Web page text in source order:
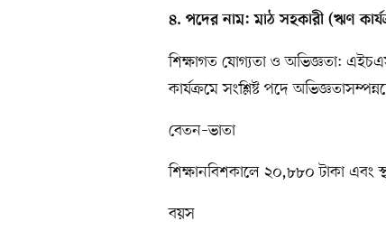
৪. পদের নাম: মাঠ সহকারী (ঋণ
শিক্ষাগত যোগ্যতা ও অভিজ্ঞতা:
কার্যক্রমে সংশ্লিষ্ট পদে
বেতন–ভাতা
শিক্ষানবিশকালে ২০,৮৮০ টাকা এবং
বয়স